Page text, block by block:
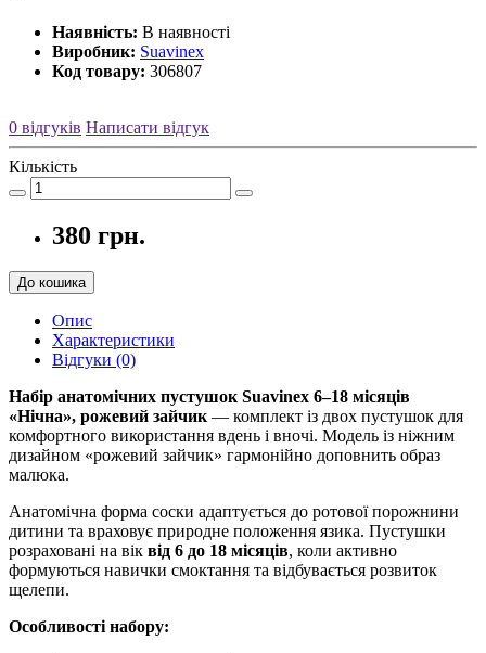
Наявність: В наявності
Виробник: Suavinex
Код товару: 306807
0 відгуків Написати відгук
Кількість
380 грн.
До кошика
Опис
Характеристики
Відгуки (0)
Набір анатомічних пустушок Suavinex 6–18 місяців
«Нічна», рожевий зайчик— комплект із двох пустушок для
комфортного використання вдень і вночі. Модель із ніжним
дизайном «рожевий зайчик» гармонійно доповнить образ
малюка.
Анатомічна форма соски адаптується до ротової порожнини
дитини та враховує природне положення язика. Пустушки
розраховані на вік від 6 до 18 місяців, коли активно
формуються навички смоктання та відбувається розвиток
щелепи.
Особливості набору: